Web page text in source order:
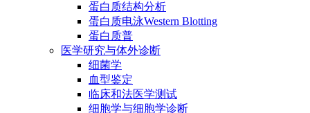
蛋白质结构分析
蛋白质电泳Western Blotting
蛋白质普
医学研究与体外诊断
细菌学
血型鉴定
临床和法医学测试
细胞学与细胞学诊断